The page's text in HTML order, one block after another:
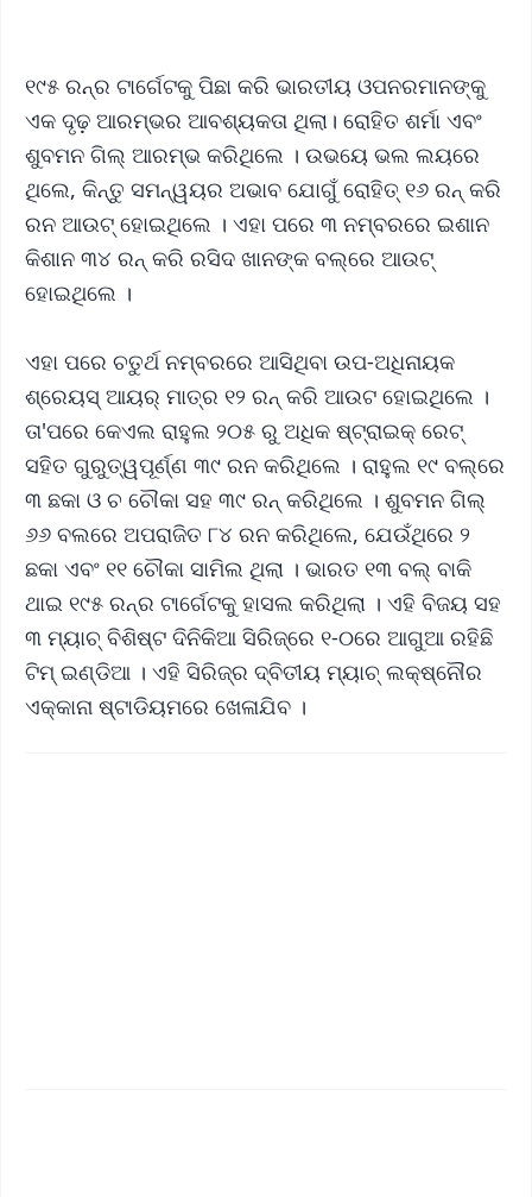
୧୯୫ ରନ୍‌ର ଟାର୍ଗେଟକୁ ପିଛା କରି ଭାରତୀୟ ଓପନରମାନଙ୍କୁ
ଏକ ଦୃଢ଼ ଆରମ୍ଭର ଆବଶ୍ୟକତା ଥିଲା। ରୋହିତ ଶର୍ମା ଏବଂ
ଶୁବମନ ଗିଲ୍‌ ଆରମ୍ଭ କରିଥିଲେ । ଉଭୟେ ଭଲ ଲୟରେ
ଥିଲେ, କିନ୍ତୁ ସମନ୍ୱୟର ଅଭାବ ଯୋଗୁଁ ରୋହିତ୍ ୧୬ ରନ୍‌ କରି
ରନ ଆଉଟ୍ ହୋଇଥିଲେ । ଏହା ପରେ ୩ ନମ୍ବରରେ ଇଶାନ
କିଶାନ ୩୪ ରନ୍‌ କରି ରସିଦ ଖାନଙ୍କ ବଲ୍‌ରେ ଆଉଟ୍
ହୋଇଥିଲେ ।
ଏହା ପରେ ଚତୁର୍ଥ ନମ୍ବରରେ ଆସିଥିବା ଉପ-ଅଧିନାୟକ
ଶ୍ରେୟସ୍ ଆୟର୍ ମାତ୍ର ୧୨ ରନ୍‌ କରି ଆଉଟ ହୋଇଥିଲେ ।
ତା'ପରେ କେଏଲ ରାହୁଲ ୨୦୫ ରୁ ଅଧିକ ଷ୍ଟ୍ରାଇକ୍ ରେଟ୍
ସହିତ ଗୁରୁତ୍ୱପୂର୍ଣ୍ଣ ୩୯ ରନ କରିଥିଲେ । ରାହୁଲ ୧୯ ବଲ୍‌ରେ
୩ ଛକା ଓ ଚ ଚୌକା ସହ ୩୯ ରନ୍ କରିଥିଲେ । ଶୁବମନ ଗିଲ୍
୬୬ ବଲରେ ଅପରାଜିତ ୮୪ ରନ କରିଥିଲେ, ଯେଉଁଥିରେ ୨
ଛକା ଏବଂ ୧୧ ଚୌକା ସାମିଲ ଥିଲା । ଭାରତ ୧୩ ବଲ୍ ବାକି
ଥାଇ ୧୯୫ ରନ୍‌ର ଟାର୍ଗେଟକୁ ହାସଲ କରିଥିଲା । ଏହି ବିଜୟ ସହ
୩ ମ୍ୟାଚ୍‌ ବିଶିଷ୍ଟ ଦିନିକିଆ ସିରିଜ୍‌ରେ ୧-୦ରେ ଆଗୁଆ ରହିଛି
ଟିମ୍ ଇଣ୍ଡିଆ । ଏହି ସିରିଜ୍‌ର ଦ୍ବିତୀୟ ମ୍ୟାଚ୍ ଲକ୍ଷ୍ନୌର
ଏକ୍କାନା ଷ୍ଟାଡିୟମରେ ଖେଳାଯିବ ।